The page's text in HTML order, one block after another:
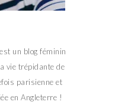
est un blog féminin
vie trépidante de
parisienne et
en Angleterre !